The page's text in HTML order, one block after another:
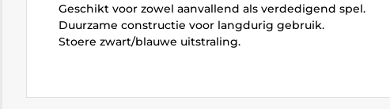
Geschikt voor zowel aanvallend als verdedigend spel.
Duurzame constructie voor langdurig gebruik.
Stoere zwart/blauwe uitstraling.